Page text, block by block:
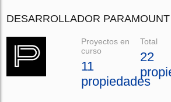
DESARROLLADOR PARAMOUNT
Proyectos en
curso
11
propiedades
Total
22